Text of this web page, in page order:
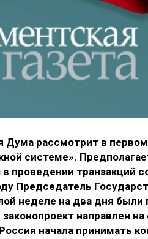
Дума рассмотрит в
системе».
в проведении транзакций
Председатель
неделе на два дня
направлен
начала принимать